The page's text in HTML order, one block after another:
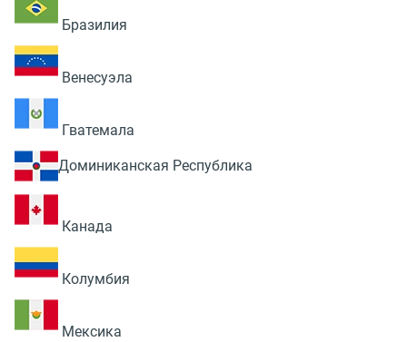
Бразилия
Венесуэла
Гватемала
Доминиканская Республика
Канада
Колумбия
Мексика